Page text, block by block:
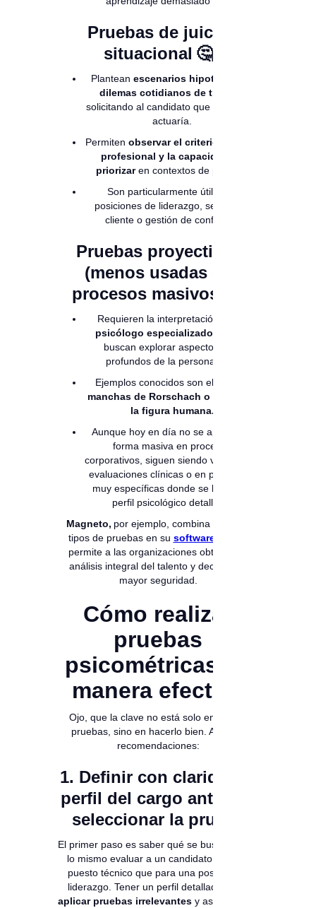
Pruebas de juicio
situacional 🤔
Plantean escenarios hipotéticos o
dilemas cotidianos de trabajo
solicitando al candidato que elija cómo
actuaría.
Permiten observar el criterio, la ética
profesional y la capacidad de
priorizaren contextos de presión.
Son particularmente útiles en
posiciones de liderazgo, servicio al
cliente o gestión de conflictos.
Pruebas proyectivas
(menos usadas en
procesos masivos) 🧾
Requieren la interpretación de un
psicólogo especializado
buscan explorar aspectos más
profundos de la personalidad.
Ejemplos conocidos son el
manchas de Rorschach o el test de
la figura humana.
Aunque hoy en día no se aplican de
forma masiva en procesos
corporativos, siguen siendo valiosas en
evaluaciones clínicas o en posiciones
muy específicas donde se busca un
perfil psicológico detallado.
Magneto, por ejemplo, combina distintos
tipos de pruebas en su software,
permite a las organizaciones obtener un
análisis integral del talento y decidir con
mayor seguridad.
Cómo realizar
pruebas
psicométricas de
manera efectiva
Ojo, que la clave no está solo en aplicar
pruebas, sino en hacerlo bien. Algunas
recomendaciones:
1. Definir con claridad el
perfil del cargo antes de
seleccionar la prueba
El primer paso es saber qué se busca. No es
lo mismo evaluar a un candidato para un
puesto técnico que para una posición de
liderazgo. Tener un perfil detallado
aplicar pruebas irrelevantesy asegura que